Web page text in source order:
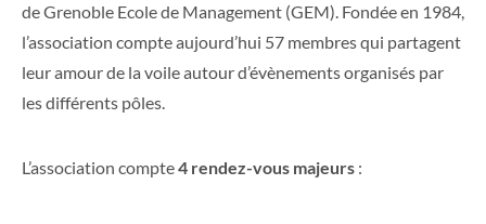
de Grenoble Ecole de Management (GEM). Fondée en 1984,
l’association compte aujourd’hui 57 membres qui partagent
leur amour de la voile autour d’évènements organisés par
les différents pôles.
L’association compte4 rendez-vous majeurs :